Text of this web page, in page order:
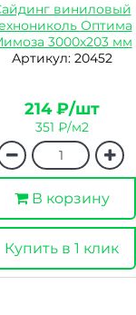
виниловый
Оптима
3000х203 мм
Артикул: 20452
214 ₽/шт
351 ₽/м2
В корзину
Купить в 1 клик